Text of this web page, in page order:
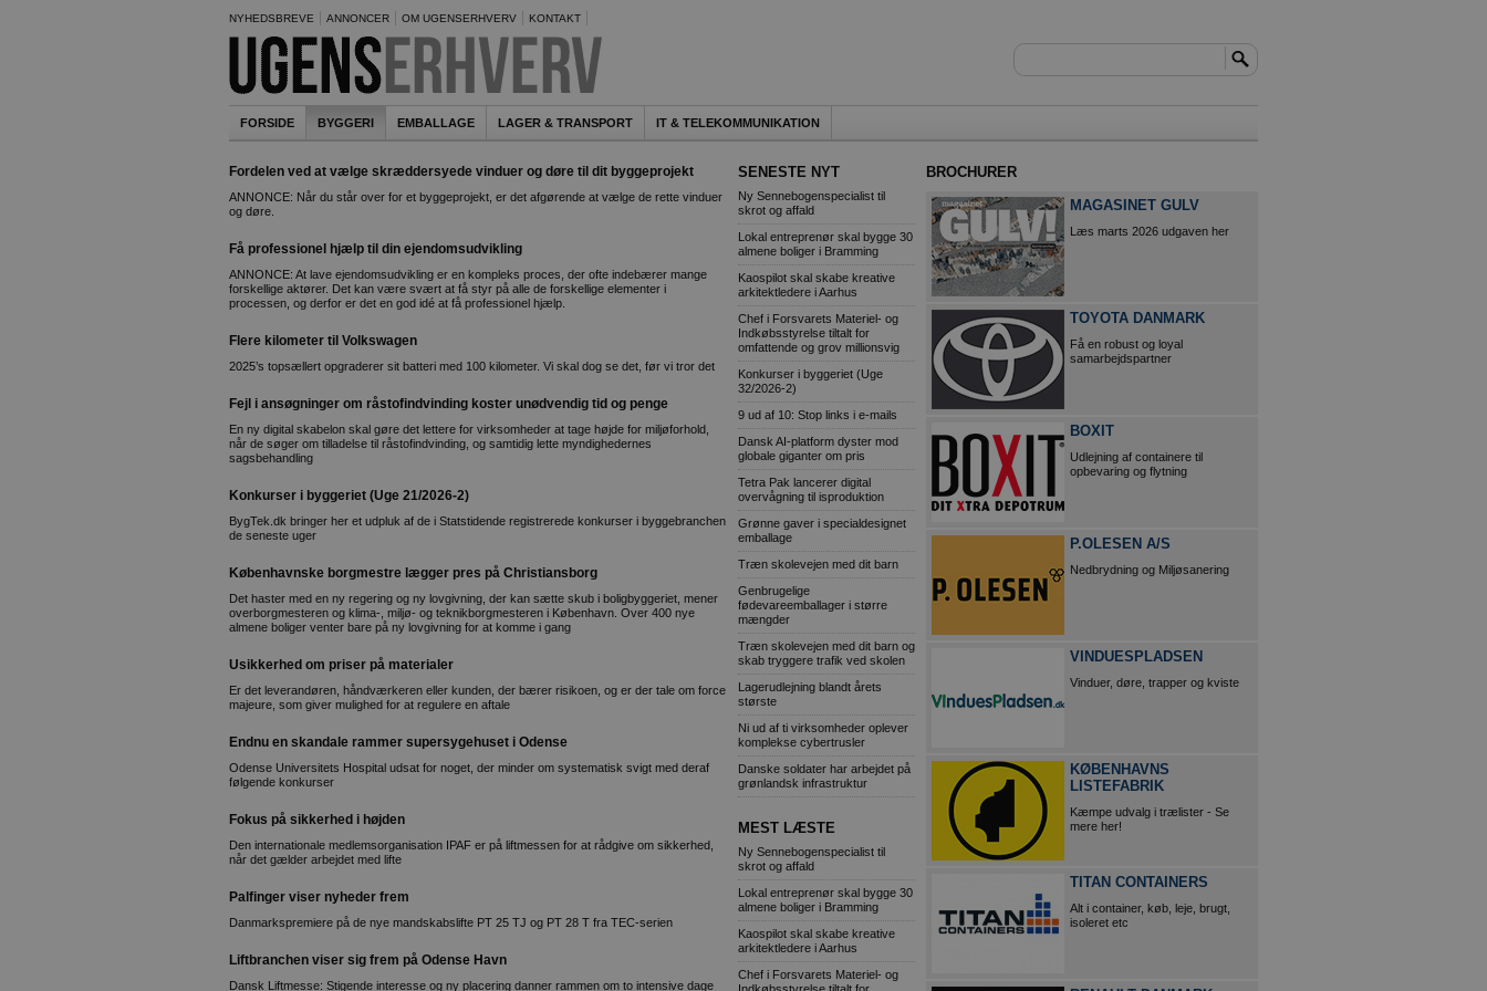
NYHEDSBREVE ANNONCER OM UGENSERHVERV KONTAKT
FORSIDE BYGGERI EMBALLAGE LAGER & TRANSPORT IT & TELEKOMMUNIKATION
Fordelen ved at vælge skræddersyede vinduer og døre til dit byggeprojekt
ANNONCE: Når du står over for et byggeprojekt, er det afgørende at vælge de rette vinduer
og døre.
Få professionel hjælp til din ejendomsudvikling
ANNONCE: At lave ejendomsudvikling er en kompleks proces, der ofte indebærer mange
forskellige aktører. Det kan være svært at få styr på alle de forskellige elementer i
processen, og derfor er det en god idé at få professionel hjælp.
Flere kilometer til Volkswagen
2025’s topsællert opgraderer sit batteri med 100 kilometer. Vi skal dog se det, før vi tror det
Fejl i ansøgninger om råstofindvinding koster unødvendig tid og penge
En ny digital skabelon skal gøre det lettere for virksomheder at tage højde for miljøforhold,
når de søger om tilladelse til råstofindvinding, og samtidig lette myndighedernes
sagsbehandling
Konkurser i byggeriet (Uge 21/2026-2)
BygTek.dk bringer her et udpluk af de i Statstidende registrerede konkurser i byggebranchen
de seneste uger
Københavnske borgmestre lægger pres på Christiansborg
Det haster med en ny regering og ny lovgivning, der kan sætte skub i boligbyggeriet, mener
overborgmesteren og klima-, miljø- og teknikborgmesteren i København. Over 400 nye
almene boliger venter bare på ny lovgivning for at komme i gang
Usikkerhed om priser på materialer
Er det leverandøren, håndværkeren eller kunden, der bærer risikoen, og er der tale om force
majeure, som giver mulighed for at regulere en aftale
Endnu en skandale rammer supersygehuset i Odense
Odense Universitets Hospital udsat for noget, der minder om systematisk svigt med deraf
følgende konkurser
Fokus på sikkerhed i højden
Den internationale medlemsorganisation IPAF er på liftmessen for at rådgive om sikkerhed,
når det gælder arbejdet med lifte
Palfinger viser nyheder frem
Danmarkspremiere på de nye mandskabslifte PT 25 TJ og PT 28 T fra TEC-serien
Liftbranchen viser sig frem på Odense Havn
Dansk Liftmesse: Stigende interesse og ny placering danner rammen om to intensive dage
SENESTE NYT
Ny Sennebogenspecialist til
skrot og affald
Lokal entreprenør skal bygge 30
almene boliger i Bramming
Kaospilot skal skabe kreative
arkitektledere i Aarhus
Chef i Forsvarets Materiel- og
Indkøbsstyrelse tiltalt for
omfattende og grov millionsvig
Konkurser i byggeriet (Uge
32/2026-2)
9 ud af 10: Stop links i e-mails
Dansk AI-platform dyster mod
globale giganter om pris
Tetra Pak lancerer digital
overvågning til isproduktion
Grønne gaver i specialdesignet
emballage
Træn skolevejen med dit barn
Genbrugelige
fødevareemballager i større
mængder
Træn skolevejen med dit barn og
skab tryggere trafik ved skolen
Lagerudlejning blandt årets
største
Ni ud af ti virksomheder oplever
komplekse cybertrusler
Danske soldater har arbejdet på
grønlandsk infrastruktur
MEST LÆSTE
Ny Sennebogenspecialist til
skrot og affald
Lokal entreprenør skal bygge 30
almene boliger i Bramming
Kaospilot skal skabe kreative
arkitektledere i Aarhus
Chef i Forsvarets Materiel- og
BROCHURER
MAGASINET GULV
Læs marts 2026 udgaven her
TOYOTA DANMARK
Få en robust og loyal
samarbejdspartner
BOXIT
Udlejning af containere til
opbevaring og flytning
P.OLESEN A/S
Nedbrydning og Miljøsanering
VINDUESPLADSEN
Vinduer, døre, trapper og kviste
KØBENHAVNS
LISTEFABRIK
Kæmpe udvalg i trælister - Se
mere her!
TITAN CONTAINERS
Alt i container, køb, leje, brugt,
isoleret etc